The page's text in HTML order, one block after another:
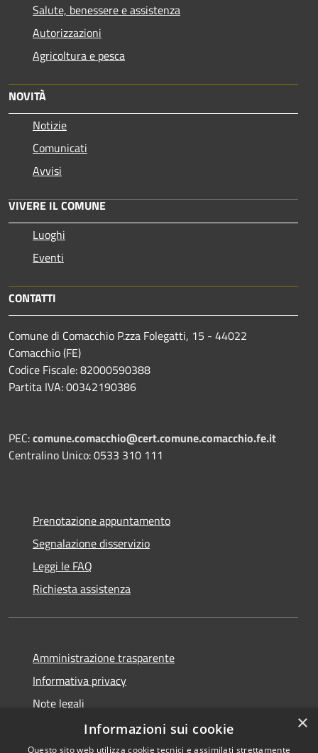
Salute, benessere e assistenza
Autorizzazioni
Agricoltura e pesca
NOVITÀ
Notizie
Comunicati
Avvisi
VIVERE IL COMUNE
Luoghi
Eventi
CONTATTI
Comune di Comacchio P.zza Folegatti, 15 - 44022
Comacchio (FE)
Codice Fiscale: 82000590388
Partita IVA: 00342190386
PEC:comune.comacchio@cert.comune.comacchio.fe.it
Centralino Unico: 0533 310 111
Prenotazione appuntamento
Segnalazione disservizio
Leggi le FAQ
Richiesta assistenza
Amministrazione trasparente
Informativa privacy
Note legali
Dichiarazione di accessibilità
×
Informazioni sui cookie
Questo sito web utilizza cookie tecnici e assimilati strettamente